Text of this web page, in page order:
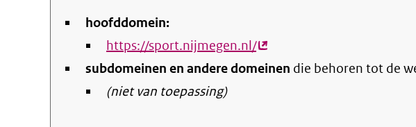
hoofddomein:
https://sport.nijmegen.nl/(externe
link)
subdomeinen en andere domeinen die behoren tot de
(niet van toepassing)